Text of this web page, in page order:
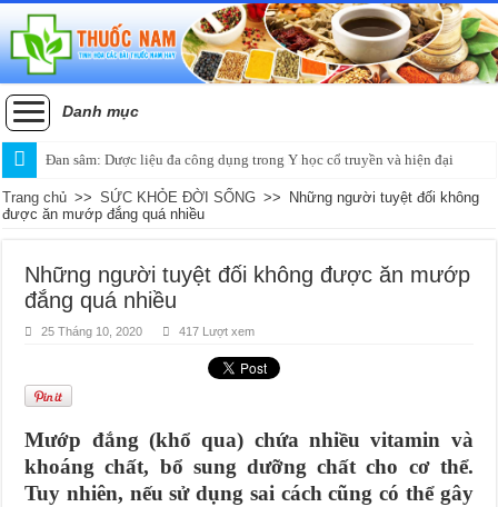
Danh mục
Đan sâm: Dược liệu đa công dụng trong Y học cổ truyền và hiện đại
Trang chủ >> SỨC KHỎE ĐỜI SỐNG >>
Những người tuyệt đối không
được ăn mướp đắng quá nhiều
Những người tuyệt đối không được ăn mướp
đắng quá nhiều
25 Tháng 10, 2020 417 Lượt xem
Mướp đắng (khổ qua) chứa nhiều vitamin và
khoáng chất, bổ sung dưỡng chất cho cơ thể.
Tuy nhiên, nếu sử dụng sai cách cũng có thể gây